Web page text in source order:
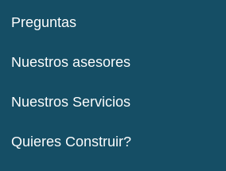
Preguntas
Nuestros asesores
Nuestros Servicios
Quieres Construir?